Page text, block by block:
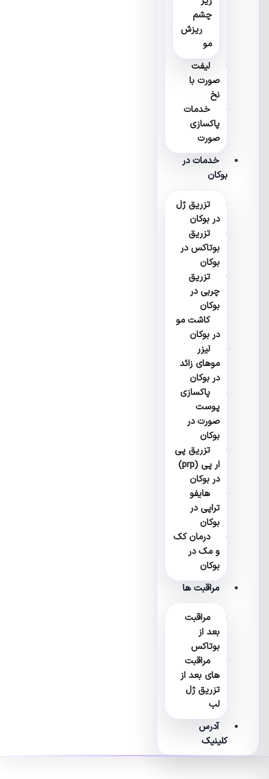
چشم
ریزش
لیفت
صورت با
خدمات
پاکسازی
صورت
خدمات در
بوکان
تزریق ژل
در بوکان
تزریق
بوتاکس در
بوکان
تزریق
چربی در
بوکان
کاشت مو
در بوکان
لیزر
موهای زائد
در بوکان
پاکسازی
پوست
صورت در
بوکان
تزریق پی
ار پی (prp)
در بوکان
هایفو
تراپی در
بوکان
درمان کک
و مک در
بوکان
مراقبت ها
مراقبت
بعد از
بوتاکس
مراقبت
های بعد از
تزریق ژل
آدرس
کلینیک